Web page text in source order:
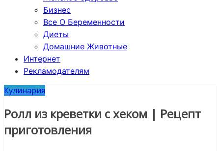
Бизнес
Все О Беременности
Диеты
Домашние Животные
Интернет
Рекламодателям
Кулинария
Ролл из креветки с хеком | Рецепт
приготовления